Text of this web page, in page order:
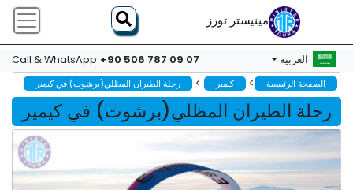
مينيستر تورز
العربية Call & WhatsApp +90 506 787 09 07
الصفحة الرئيسية > كيمير > رحلة الطيران المظلي(برشوت) في كيمير
رحلة الطيران المظلي(برشوت) في كيمير